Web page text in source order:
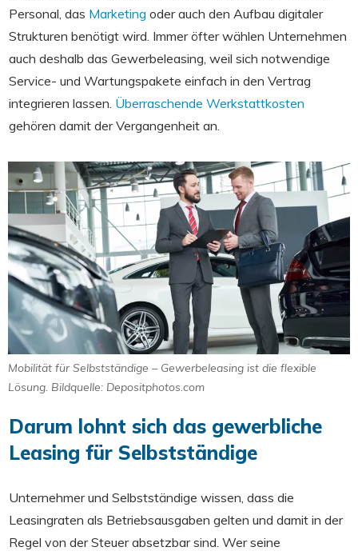
Personal, das Marketing oder auch den Aufbau digitaler
Strukturen benötigt wird. Immer öfter wählen Unternehmen
auch deshalb das Gewerbeleasing, weil sich notwendige
Service- und Wartungspakete einfach in den Vertrag
integrieren lassen. Überraschende Werkstattkosten
gehören damit der Vergangenheit an.
Mobilität für Selbstständige – Gewerbeleasing ist die flexible
Lösung. Bildquelle: Depositphotos.com
Darum lohnt sich das gewerbliche
Leasing für Selbstständige
Unternehmer und Selbstständige wissen, dass die
Leasingraten als Betriebsausgaben gelten und damit in der
Regel von der Steuer absetzbar sind. Wer seine